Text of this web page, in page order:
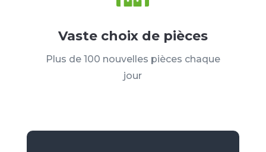
Vaste choix de pièces
Plus de 100 nouvelles pièces chaque
jour